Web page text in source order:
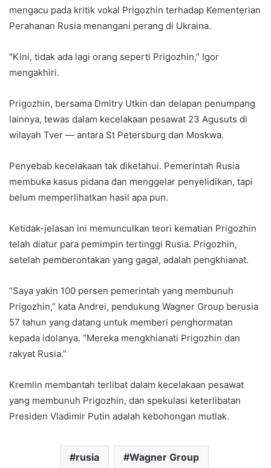
mengacu pada kritik vokal Prigozhin terhadap Kementerian
Perahanan Rusia menangani perang di Ukraina.
“Kini, tidak ada lagi orang seperti Prigozhin,” Igor
mengakhiri.
Prigozhin, bersama Dmitry Utkin dan delapan penumpang
lainnya, tewas dalam kecelakaan pesawat 23 Agusuts di
wilayah Tver — antara St Petersburg dan Moskwa.
Penyebab kecelakaan tak diketahui. Pemerintah Rusia
membuka kasus pidana dan menggelar penyelidikan, tapi
belum memperlihatkan hasil apa pun.
Ketidak-jelasan ini memunculkan teori kematian Prigozhin
telah diatur para pemimpin tertinggi Rusia. Prigozhin,
setelah pemberontakan yang gagal, adalah pengkhianat.
“Saya yakin 100 persen pemerintah yang membunuh
Prigozhin,” kata Andrei, pendukung Wagner Group berusia
57 tahun yang datang untuk memberi penghormatan
kepada idolanya. “Mereka mengkhianati Prigozhin dan
rakyat Rusia.”
Kremlin membantah terlibat dalam kecelakaan pesawat
yang membunuh Prigozhin, dan spekulasi keterlibatan
Presiden Vladimir Putin adalah kebohongan mutlak.
rusia Wagner Group